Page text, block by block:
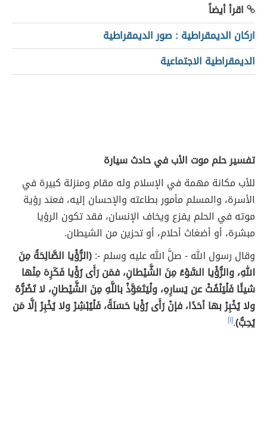
اقرأ أيضاً
اركان الديمقراطية : صور الديمقراطية
الديمقراطية الاجتماعية
تفسير حلم موت الأب في حادث سيارة
للأب مكانة مهمة في الإسلام وله مقام ومنزلة كبيرة في
الأسرة، والمسلم مأمور بطاعته والإحسان إليه، فعند رؤية
موته في الحلم يفزع ويخاف الإنسان، فقد تكون الرؤيا
مبشرة، أو أضغاث أحلام، أو تحزين من الشيطان.
وقال رسول الله - صلَّ الله عليه وسلم -:(الرُّؤْيا الصَّالِحَةُ مِنَ
اللهِ، والرُّؤْيا السَّوْءُ مِنَ الشَّيْطانِ، فمَن رَأَى رُؤْيا فَكَرِهَ مِنْها
شيئًا فَلْيَنْفُثْ عن يَسارِهِ، ولْيَتَعَوَّذْ باللَّهِ مِنَ الشَّيْطانِ، لا تَضُرُّهُ
ولا يُخْبِرْ بها أحَدًا، فإنْ رَأَى رُؤْيا حَسَنَةً، فَلْيُبْشِرْ ولا يُخْبِرْ إلَّا مَن
يُحِبُّ).[١]